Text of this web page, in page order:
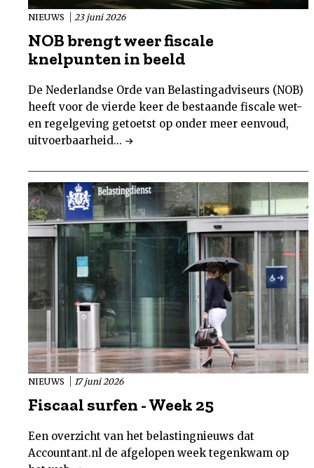
NIEUWS 23 juni 2026
NOB brengt weer fiscale
knelpunten in beeld
De Nederlandse Orde van Belastingadviseurs (NOB)
heeft voor de vierde keer de bestaande fiscale wet-
en regelgeving getoetst op onder meer eenvoud,
uitvoerbaarheid...
NIEUWS 17 juni 2026
Fiscaal surfen - Week 25
Een overzicht van het belastingnieuws dat
Accountant.nl de afgelopen week tegenkwam op